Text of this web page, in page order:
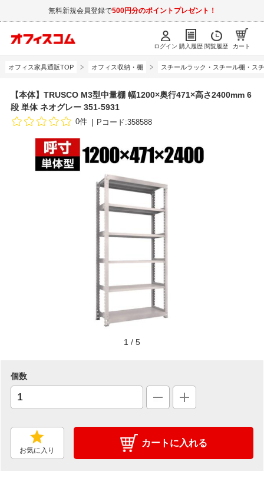
無料新規会員登録で500円分のポイントプレゼント！
ログイン 購入履歴 閲覧履歴 カート
オフィス家具通販TOP オフィス収納・棚 スチールラック・スチール棚・ス
【本体】TRUSCO M3型中量棚 幅1200×奥行471×高さ2400mm 6
段 単体 ネオグレー 351-5931
0件 Pコード:358588
1 / 5
個数
お気に入り
カートに入れる